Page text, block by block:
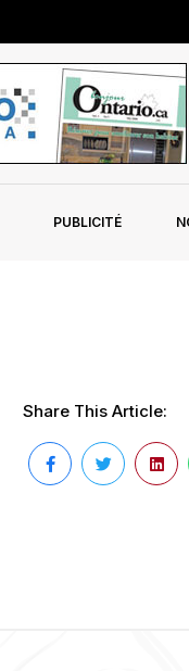
PUBLICITÉ
Share This Article: